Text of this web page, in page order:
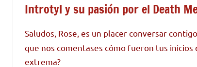
Introtyl y su pasión por el Death
Saludos, Rose, es un placer conversar
que nos comentases cómo fueron tus
extrema?